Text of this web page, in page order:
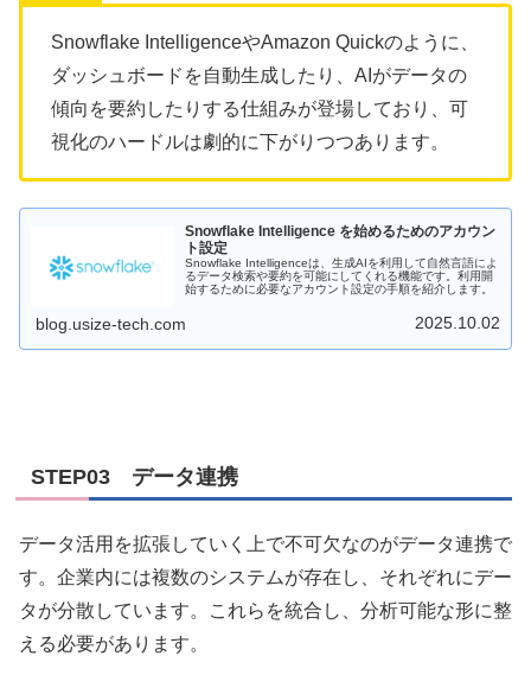
Snowflake IntelligenceやAmazon Quickのように、
ダッシュボードを自動生成したり、AIがデータの
傾向を要約したりする仕組みが登場しており、可
視化のハードルは劇的に下がりつつあります。
Snowflake Intelligence を始めるためのアカウン
ト設定
Snowflake Intelligenceは、生成AIを利用して自然言語によ
るデータ検索や要約を可能にしてくれる機能です。利用開
始するために必要なアカウント設定の手順を紹介します。
blog.usize-tech.com 2025.10.02
STEP03 データ連携
データ活用を拡張していく上で不可欠なのがデータ連携で
す。企業内には複数のシステムが存在し、それぞれにデー
タが分散しています。これらを統合し、分析可能な形に整
える必要があります。